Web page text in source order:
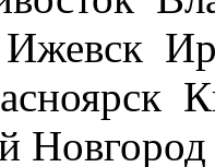
Ижевск